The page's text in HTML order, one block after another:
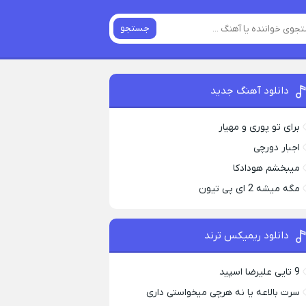
جستجو
دانلود آهنگ جدید
برای تو پوری و مهیار
اجبار دورچی
میبخشم هودادکا
مگه میشه 2 ای پی تیون
دانلود ریمیکس ترند
9 تایی علیرضا اسپید
سرت بالاعه یا نه هرچی میخواستی داری